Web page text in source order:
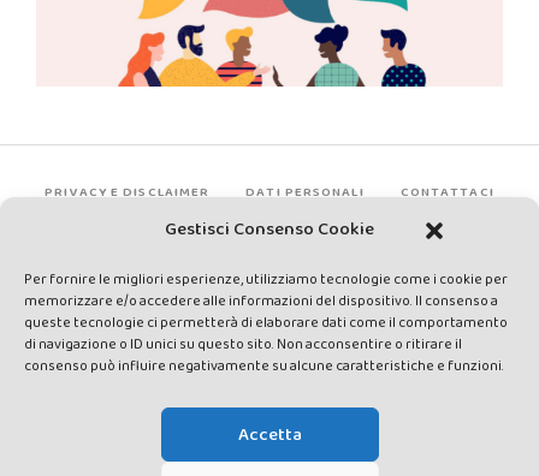
Gestisci Consenso Cookie
Per fornire le migliori esperienze, utilizziamo tecnologie come i cookie per
memorizzare e/o accedere alle informazioni del dispositivo. Il consenso a
queste tecnologie ci permetterà di elaborare dati come il comportamento
di navigazione o ID unici su questo sito. Non acconsentire o ritirare il
consenso può influire negativamente su alcune caratteristiche e funzioni.
Accetta
PRIVACY E DISCLAIMER DATI PERSONALI CONTATTACI
rights reserved - Testata registrata presso il Tribunale di Siena con
autorizzazione n°1 del 12/04/2014 - Direttrice Responsabile: Chiara
Cacace - E-mail: direzione@lavaldichiana.it - Editore: Valdichiana